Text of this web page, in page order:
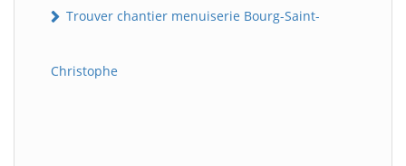
Trouver chantier menuiserie Bourg-Saint-
Christophe